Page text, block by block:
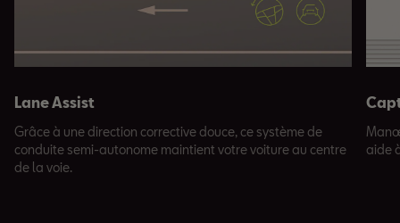
Lane Assist
Grâce à une direction corrective douce, ce système de
conduite semi-autonome maintient votre voiture au centre
de la voie.
aide